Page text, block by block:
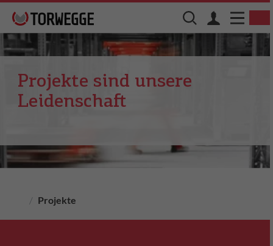
Projekte sind unsere
Leidenschaft
Projekte